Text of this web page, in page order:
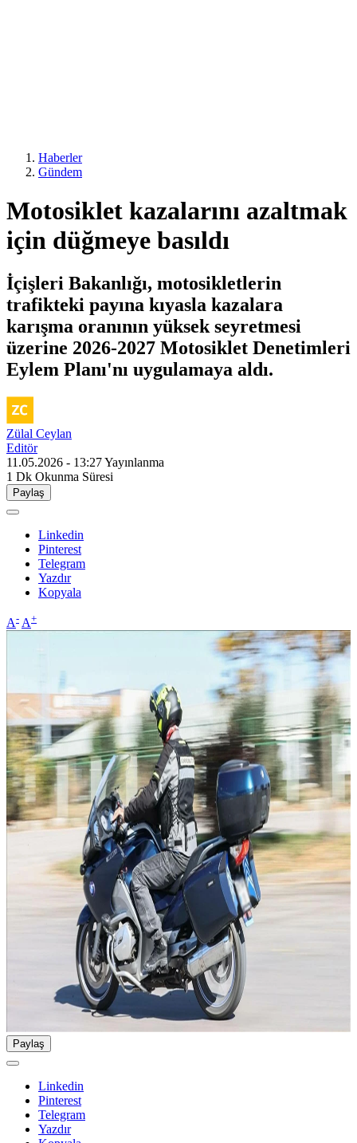
Haberler
Gündem
Motosiklet kazalarını azaltmak
için düğmeye basıldı
İçişleri Bakanlığı, motosikletlerin
trafikteki payına kıyasla kazalara
karışma oranının yüksek seyretmesi
üzerine 2026-2027 Motosiklet Denetimleri
Eylem Planı'nı uygulamaya aldı.
Zülal Ceylan
Editör
11.05.2026 - 13:27Yayınlanma
1 Dk Okunma Süresi
Paylaş
Linkedin
Pinterest
Telegram
Yazdır
Kopyala
A- A+
Paylaş
Linkedin
Pinterest
Telegram
Yazdır